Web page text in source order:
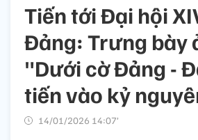
Tiến tới Đại hội
Đảng: Trưng bày
"Dưới cờ Đảng -
tiến vào kỷ
14/01/2026 14:07’